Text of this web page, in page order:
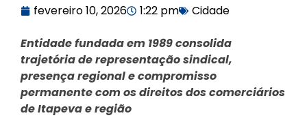
fevereiro 10, 2026 1:22 pm Cidade
Entidade fundada em 1989 consolida
trajetória de representação sindical,
presença regional e compromisso
permanente com os direitos dos comerciários
de Itapeva e região